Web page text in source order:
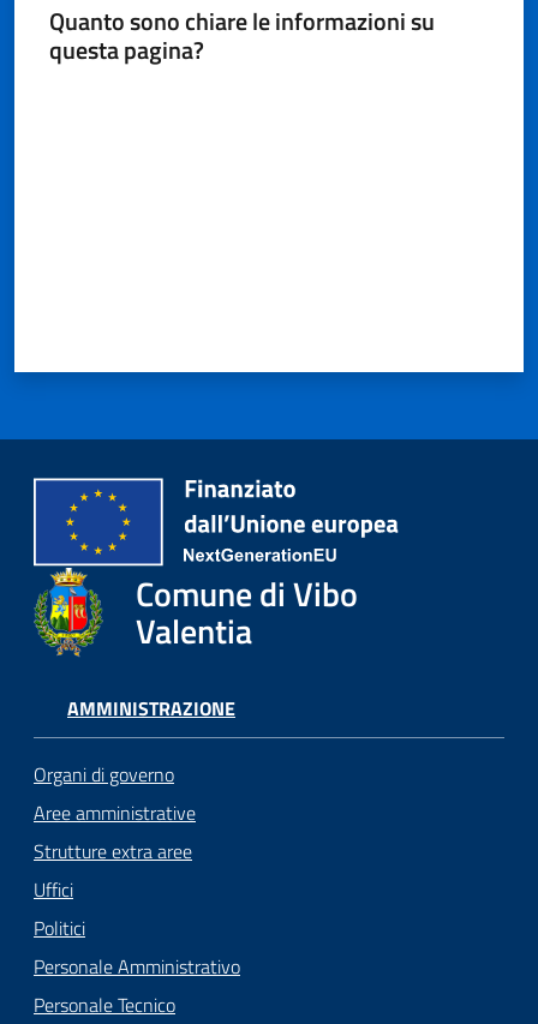
Quanto sono chiare le informazioni su
questa pagina?
Comune di Vibo
Valentia
AMMINISTRAZIONE
Organi di governo
Aree amministrative
Strutture extra aree
Uffici
Politici
Personale Amministrativo
Personale Tecnico